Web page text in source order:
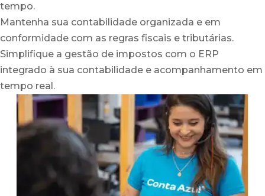
tempo.
Mantenha sua contabilidade organizada e em
conformidade com as regras fiscais e tributárias.
Simplifique a gestão de impostos com o ERP
integrado à sua contabilidade e acompanhamento em
tempo real.